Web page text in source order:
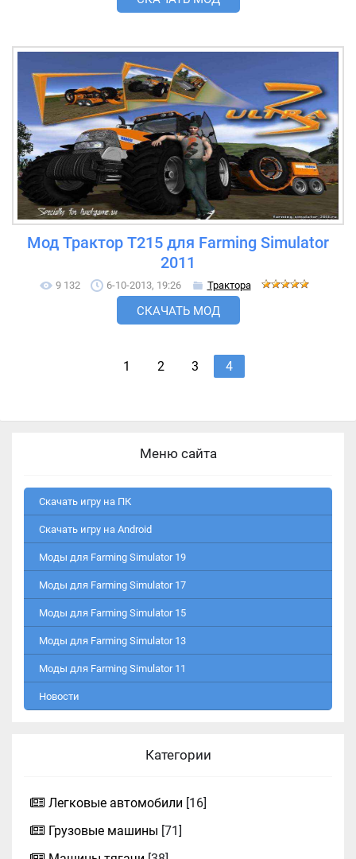
Мод Трактор T215 для Farming Simulator
2011
9 132 6-10-2013, 19:26 Трактора
СКАЧАТЬ МОД
1 2 3 4
Меню сайта
Скачать игру на ПК
Скачать игру на Android
Моды для Farming Simulator 19
Моды для Farming Simulator 17
Моды для Farming Simulator 15
Моды для Farming Simulator 13
Моды для Farming Simulator 11
Новости
Категории
Легковые автомобили [16]
Грузовые машины [71]